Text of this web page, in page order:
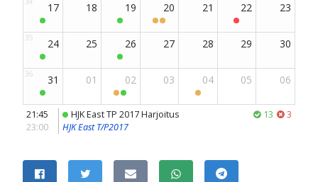
JAA SIVU
Jaa Facebookissa
Jaa TwitterissäJaa sähköpostitse
Jaa WhatsAppissa
Jaa Telegramissa